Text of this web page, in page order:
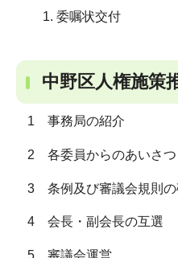
委嘱状交付
中野区人権施策
1 事務局の紹介
2 各委員からのあいさつ
3 条例及び審議会規則の
4 会長・副会長の互選
5 審議会運営